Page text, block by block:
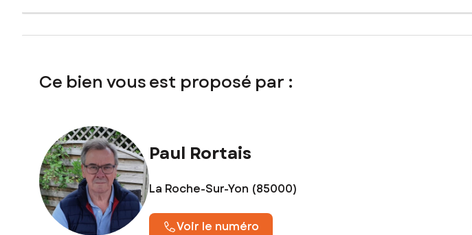
Ce bien vous est proposé par :
Paul Rortais
La Roche-Sur-Yon (85000)
Voir le numéro